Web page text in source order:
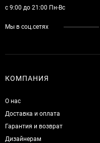
с 9:00 до 21:00 Пн-Вс
Мы в соц.сетях
КОМПАНИЯ
О нас
Доставка и оплата
Гарантия и возврат
Дизайнерам